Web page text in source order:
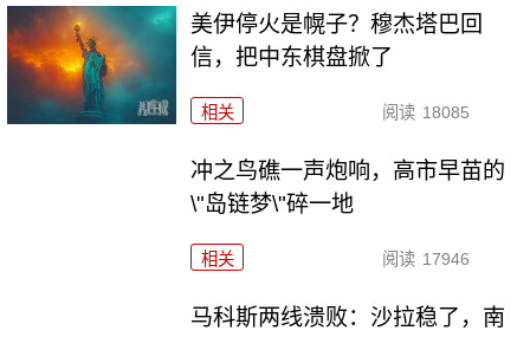
美伊停火是幌子？穆杰塔巴回
信，把中东棋盘掀了
相关 阅读 18085
冲之鸟礁一声炮响，高市早苗的
\"岛链梦\"碎一地
相关 阅读 17946
马科斯两线溃败：沙拉稳了，南